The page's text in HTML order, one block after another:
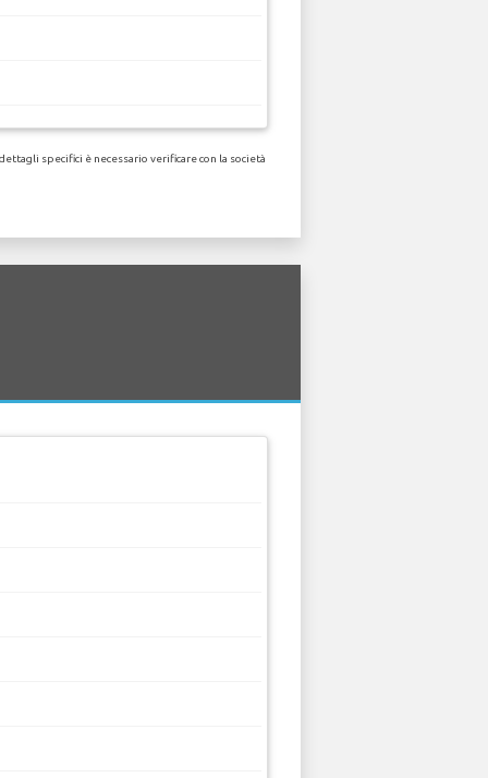
specifici è necessario verificare con la società